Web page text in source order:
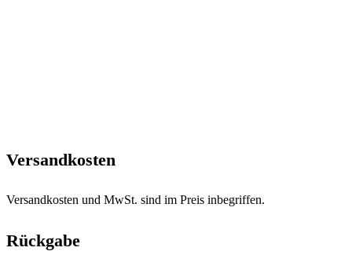
Versandkosten
Versandkosten und MwSt. sind im Preis inbegriffen.
Rückgabe